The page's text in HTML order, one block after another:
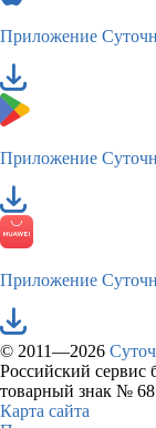
Приложение
Приложение
Приложение
© 2011—2026
Российский сервис
товарный знак №
Карта сайта